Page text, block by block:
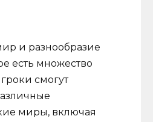
и разнообразие
есть множество
смогут
миры, включая